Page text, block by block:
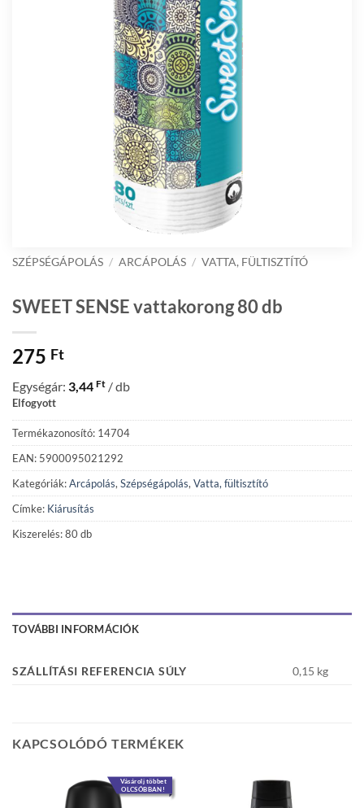
SZÉPSÉGÁPOLÁS / ARCÁPOLÁS / VATTA, FÜLTISZTÍTÓ
SWEET SENSE vattakorong 80 db
275 Ft
Egységár: 3,44 Ft / db
Elfogyott
Termékazonosító: 14704
EAN: 5900095021292
Kategóriák:Arcápolás, Szépségápolás, Vatta, fültisztító
Címke: Kiárusítás
Kiszerelés: 80 db
TOVÁBBI INFORMÁCIÓK
SZÁLLÍTÁSI REFERENCIA SÚLY 0,15 kg
KAPCSOLÓDÓ TERMÉKEK
Vásárolj többet
OLCSÓBBAN!